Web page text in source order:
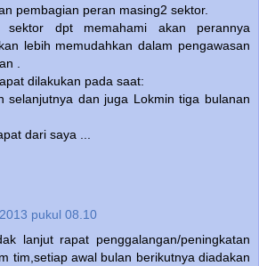
pembagian peran masing2 sektor.
sektor dpt memahami akan perannya
lebih memudahkan dalam pengawasan
.
dilakukan pada saat:
selanjutnya dan juga Lokmin tiga bulanan
dari saya ...
pukul 08.10
lanjut rapat penggalangan/peningkatan
tim,setiap awal bulan berikutnya diadakan